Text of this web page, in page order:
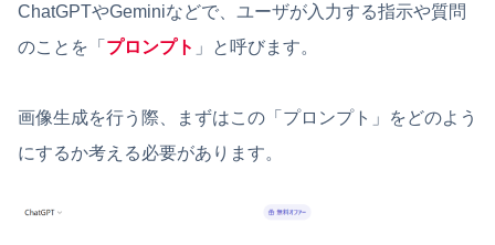
ChatGPTやGeminiなどで、ユーザが入力する指示や質問
のことを「 プロンプト 」と呼びます。
画像生成を行う際、まずはこの「プロンプト」をどのよう
にするか考える必要があります。